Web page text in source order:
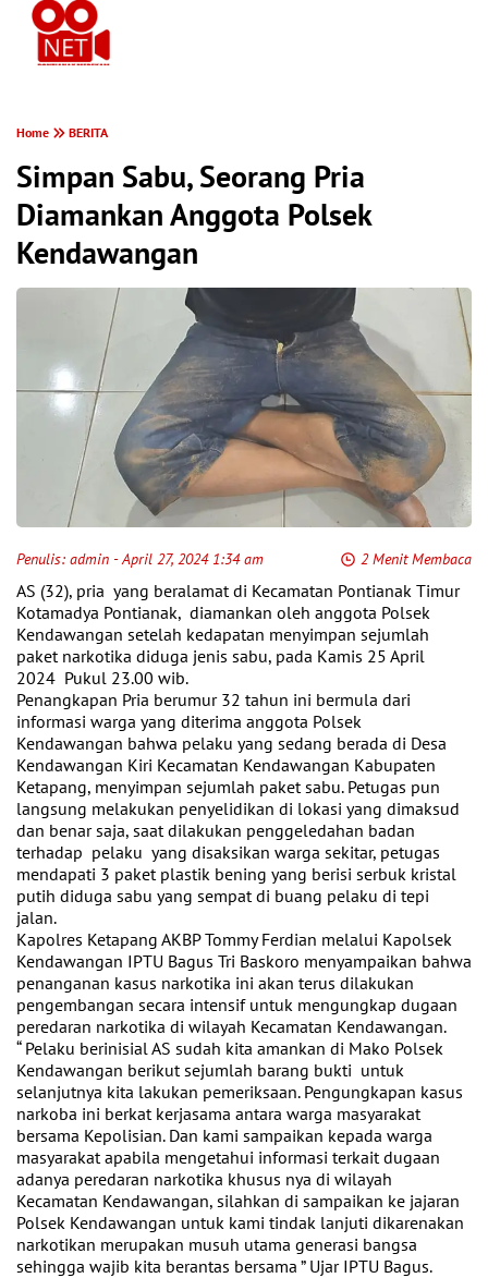
Home BERITA
Simpan Sabu, Seorang Pria
Diamankan Anggota Polsek
Kendawangan
Penulis: admin - April 27, 2024 1:34 am 2 Menit Membaca
AS (32), pria yang beralamat di Kecamatan Pontianak Timur
Kotamadya Pontianak, diamankan oleh anggota Polsek
Kendawangan setelah kedapatan menyimpan sejumlah
paket narkotika diduga jenis sabu, pada Kamis 25 April
2024 Pukul 23.00 wib.
Penangkapan Pria berumur 32 tahun ini bermula dari
informasi warga yang diterima anggota Polsek
Kendawangan bahwa pelaku yang sedang berada di Desa
Kendawangan Kiri Kecamatan Kendawangan Kabupaten
Ketapang, menyimpan sejumlah paket sabu. Petugas pun
langsung melakukan penyelidikan di lokasi yang dimaksud
dan benar saja, saat dilakukan penggeledahan badan
terhadap pelaku yang disaksikan warga sekitar, petugas
mendapati 3 paket plastik bening yang berisi serbuk kristal
putih diduga sabu yang sempat di buang pelaku di tepi
jalan.
Kapolres Ketapang AKBP Tommy Ferdian melalui Kapolsek
Kendawangan IPTU Bagus Tri Baskoro menyampaikan bahwa
penanganan kasus narkotika ini akan terus dilakukan
pengembangan secara intensif untuk mengungkap dugaan
peredaran narkotika di wilayah Kecamatan Kendawangan.
“ Pelaku berinisial AS sudah kita amankan di Mako Polsek
Kendawangan berikut sejumlah barang bukti untuk
selanjutnya kita lakukan pemeriksaan. Pengungkapan kasus
narkoba ini berkat kerjasama antara warga masyarakat
bersama Kepolisian. Dan kami sampaikan kepada warga
masyarakat apabila mengetahui informasi terkait dugaan
adanya peredaran narkotika khusus nya di wilayah
Kecamatan Kendawangan, silahkan di sampaikan ke jajaran
Polsek Kendawangan untuk kami tindak lanjuti dikarenakan
narkotikan merupakan musuh utama generasi bangsa
sehingga wajib kita berantas bersama ” Ujar IPTU Bagus.